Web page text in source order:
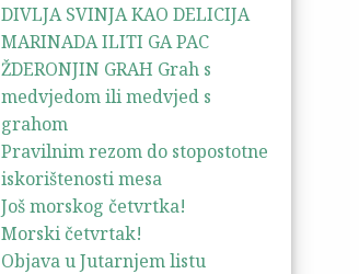
DIVLJA SVINJA KAO DELICIJA
MARINADA ILITI GA PAC
ŽDERONJIN GRAH Grah s
medvjedom ili medvjed s
grahom
Pravilnim rezom do stopostotne
iskorištenosti mesa
Još morskog četvrtka!
Morski četvrtak!
Objava u Jutarnjem listu